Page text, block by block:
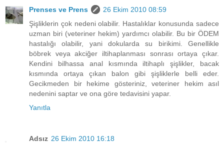
Prenses ve Prens
26 Ekim 2010 08:59
Şişliklerin çok nedeni olabilir. Hastalıklar konusunda sadece
uzman biri (veteriner hekim) yardımcı olabilir. Bu bir ÖDEM
hastalığı olabilir, yani dokularda su birikimi. Genellikle
böbrek veya akciğer iltihaplanması sonrası ortaya çıkar.
Kendini bilhassa anal kısmında iltihaplı şişlikler, bacak
kısmında ortaya çıkan balon gibi şişliklerle belli eder.
Gecikmeden bir hekime gösteriniz, veteriner hekim asıl
nedenini saptar ve ona göre tedavisini yapar.
Yanıtla
Adsız 26 Ekim 2010 16:18